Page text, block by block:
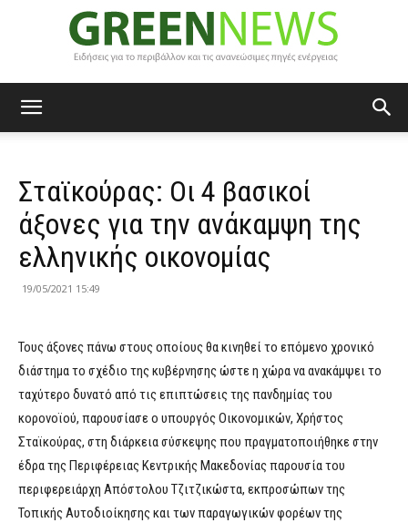
News
Σταϊκούρας: Οι 4 βασικοί
άξονες για την ανάκαμψη της
ελληνικής οικονομίας
19/05/2021 15:49
Τους άξονες πάνω στους οποίους θα κινηθεί το επόμενο χρονικό
διάστημα το σχέδιο της κυβέρνησης ώστε η χώρα να ανακάμψει το
ταχύτερο δυνατό από τις επιπτώσεις της πανδημίας του
κορονοϊού, παρουσίασε ο υπουργός Οικονομικών, Χρήστος
Σταϊκούρας, στη διάρκεια σύσκεψης που πραγματοποιήθηκε στην
έδρα της Περιφέρειας Κεντρικής Μακεδονίας παρουσία του
περιφερειάρχη Απόστολου Τζιτζικώστα, εκπροσώπων της
Τοπικής Αυτοδιοίκησης και των παραγωγικών φορέων της